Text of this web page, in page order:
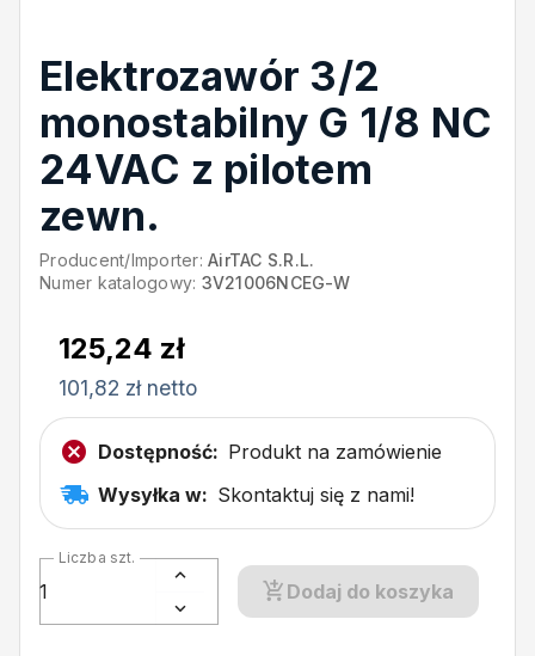
Elektrozawór 3/2
monostabilny G 1/8 NC
24VAC z pilotem
zewn.
Producent/Importer: AirTAC S.R.L.
Numer katalogowy: 3V21006NCEG-W
125,24 zł
101,82 zł netto
Dostępność: Produkt na zamówienie
Wysyłka w: Skontaktuj się z nami!
Liczba szt.
Dodaj do koszyka